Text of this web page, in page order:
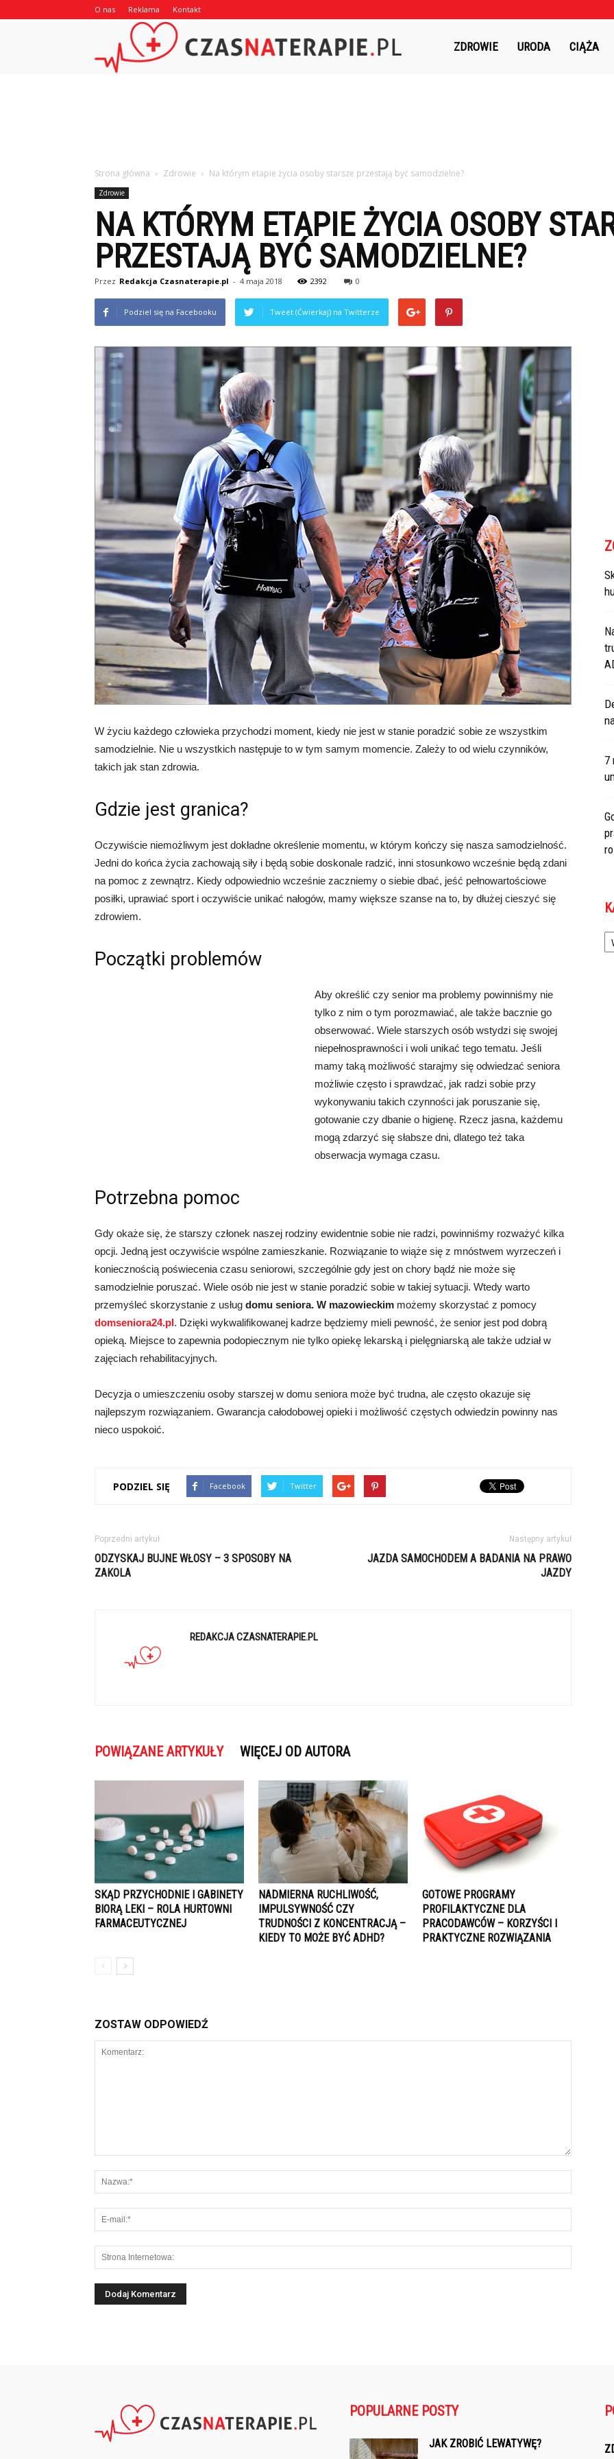
O nas Reklama Kontakt
Czasnaterapie.plZDROWIE URODA CIĄŻA
Strona główna Zdrowie Na którym etapie życia osoby starsze przestają być samodzielne?
Zdrowie
NA KTÓRYM ETAPIE ŻYCIA OSOBY
PRZESTAJĄ BYĆ SAMODZIELNE?
Przez Redakcja Czasnaterapie.pl - 4 maja 2018 2392 0
Podziel się na Facebooku Tweet (Ćwierkaj) na Twitterze
W życiu każdego człowieka przychodzi moment, kiedy nie jest w stanie poradzić sobie ze wszystkim
samodzielnie. Nie u wszystkich następuje to w tym samym momencie. Zależy to od wielu czynników,
takich jak stan zdrowia.
Gdzie jest granica?
Oczywiście niemożliwym jest dokładne określenie momentu, w którym kończy się nasza samodzielność.
Jedni do końca życia zachowają siły i będą sobie doskonale radzić, inni stosunkowo wcześnie będą zdani
na pomoc z zewnątrz. Kiedy odpowiednio wcześnie zaczniemy o siebie dbać, jeść pełnowartościowe
posiłki, uprawiać sport i oczywiście unikać nałogów, mamy większe szanse na to, by dłużej cieszyć się
zdrowiem.
Początki problemów
Aby określić czy senior ma problemy powinniśmy nie
tylko z nim o tym porozmawiać, ale także bacznie go
obserwować. Wiele starszych osób wstydzi się swojej
niepełnosprawności i woli unikać tego tematu. Jeśli
mamy taką możliwość starajmy się odwiedzać seniora
możliwie często i sprawdzać, jak radzi sobie przy
wykonywaniu takich czynności jak poruszanie się,
gotowanie czy dbanie o higienę. Rzecz jasna, każdemu
mogą zdarzyć się słabsze dni, dlatego też taka
obserwacja wymaga czasu.
Potrzebna pomoc
Gdy okaże się, że starszy członek naszej rodziny ewidentnie sobie nie radzi, powinniśmy rozważyć kilka
opcji. Jedną jest oczywiście wspólne zamieszkanie. Rozwiązanie to wiąże się z mnóstwem wyrzeczeń i
koniecznością poświecenia czasu seniorowi, szczególnie gdy jest on chory bądź nie może się
samodzielnie poruszać. Wiele osób nie jest w stanie poradzić sobie w takiej sytuacji. Wtedy warto
przemyśleć skorzystanie z usług domu seniora. W mazowieckim możemy skorzystać z pomocy
domseniora24.pl. Dzięki wykwalifikowanej kadrze będziemy mieli pewność, że senior jest pod dobrą
opieką. Miejsce to zapewnia podopiecznym nie tylko opiekę lekarską i pielęgniarską ale także udział w
zajęciach rehabilitacyjnych.
Decyzja o umieszczeniu osoby starszej w domu seniora może być trudna, ale często okazuje się
najlepszym rozwiązaniem. Gwarancja całodobowej opieki i możliwość częstych odwiedzin powinny nas
nieco uspokoić.
PODZIEL SIĘ Facebook Twitter
Poprzedni artykuł
ODZYSKAJ BUJNE WŁOSY – 3 SPOSOBY NA
ZAKOLA
Następny artykuł
JAZDA SAMOCHODEM A BADANIA NA PRAWO
JAZDY
REDAKCJA CZASNATERAPIE.PL
POWIĄZANE ARTYKUŁY WIĘCEJ OD AUTORA
SKĄD PRZYCHODNIE I GABINETY
BIORĄ LEKI – ROLA HURTOWNI
FARMACEUTYCZNEJ
NADMIERNA RUCHLIWOŚĆ,
IMPULSYWNOŚĆ CZY
TRUDNOŚCI Z KONCENTRACJĄ –
KIEDY TO MOŻE BYĆ ADHD?
GOTOWE PROGRAMY
PROFILAKTYCZNE DLA
PRACODAWCÓW – KORZYŚCI I
PRAKTYCZNE ROZWIĄZANIA
ZOSTAW ODPOWIEDŹ
7
POPULARNE POSTY
JAK ZROBIĆ LEWATYWĘ?